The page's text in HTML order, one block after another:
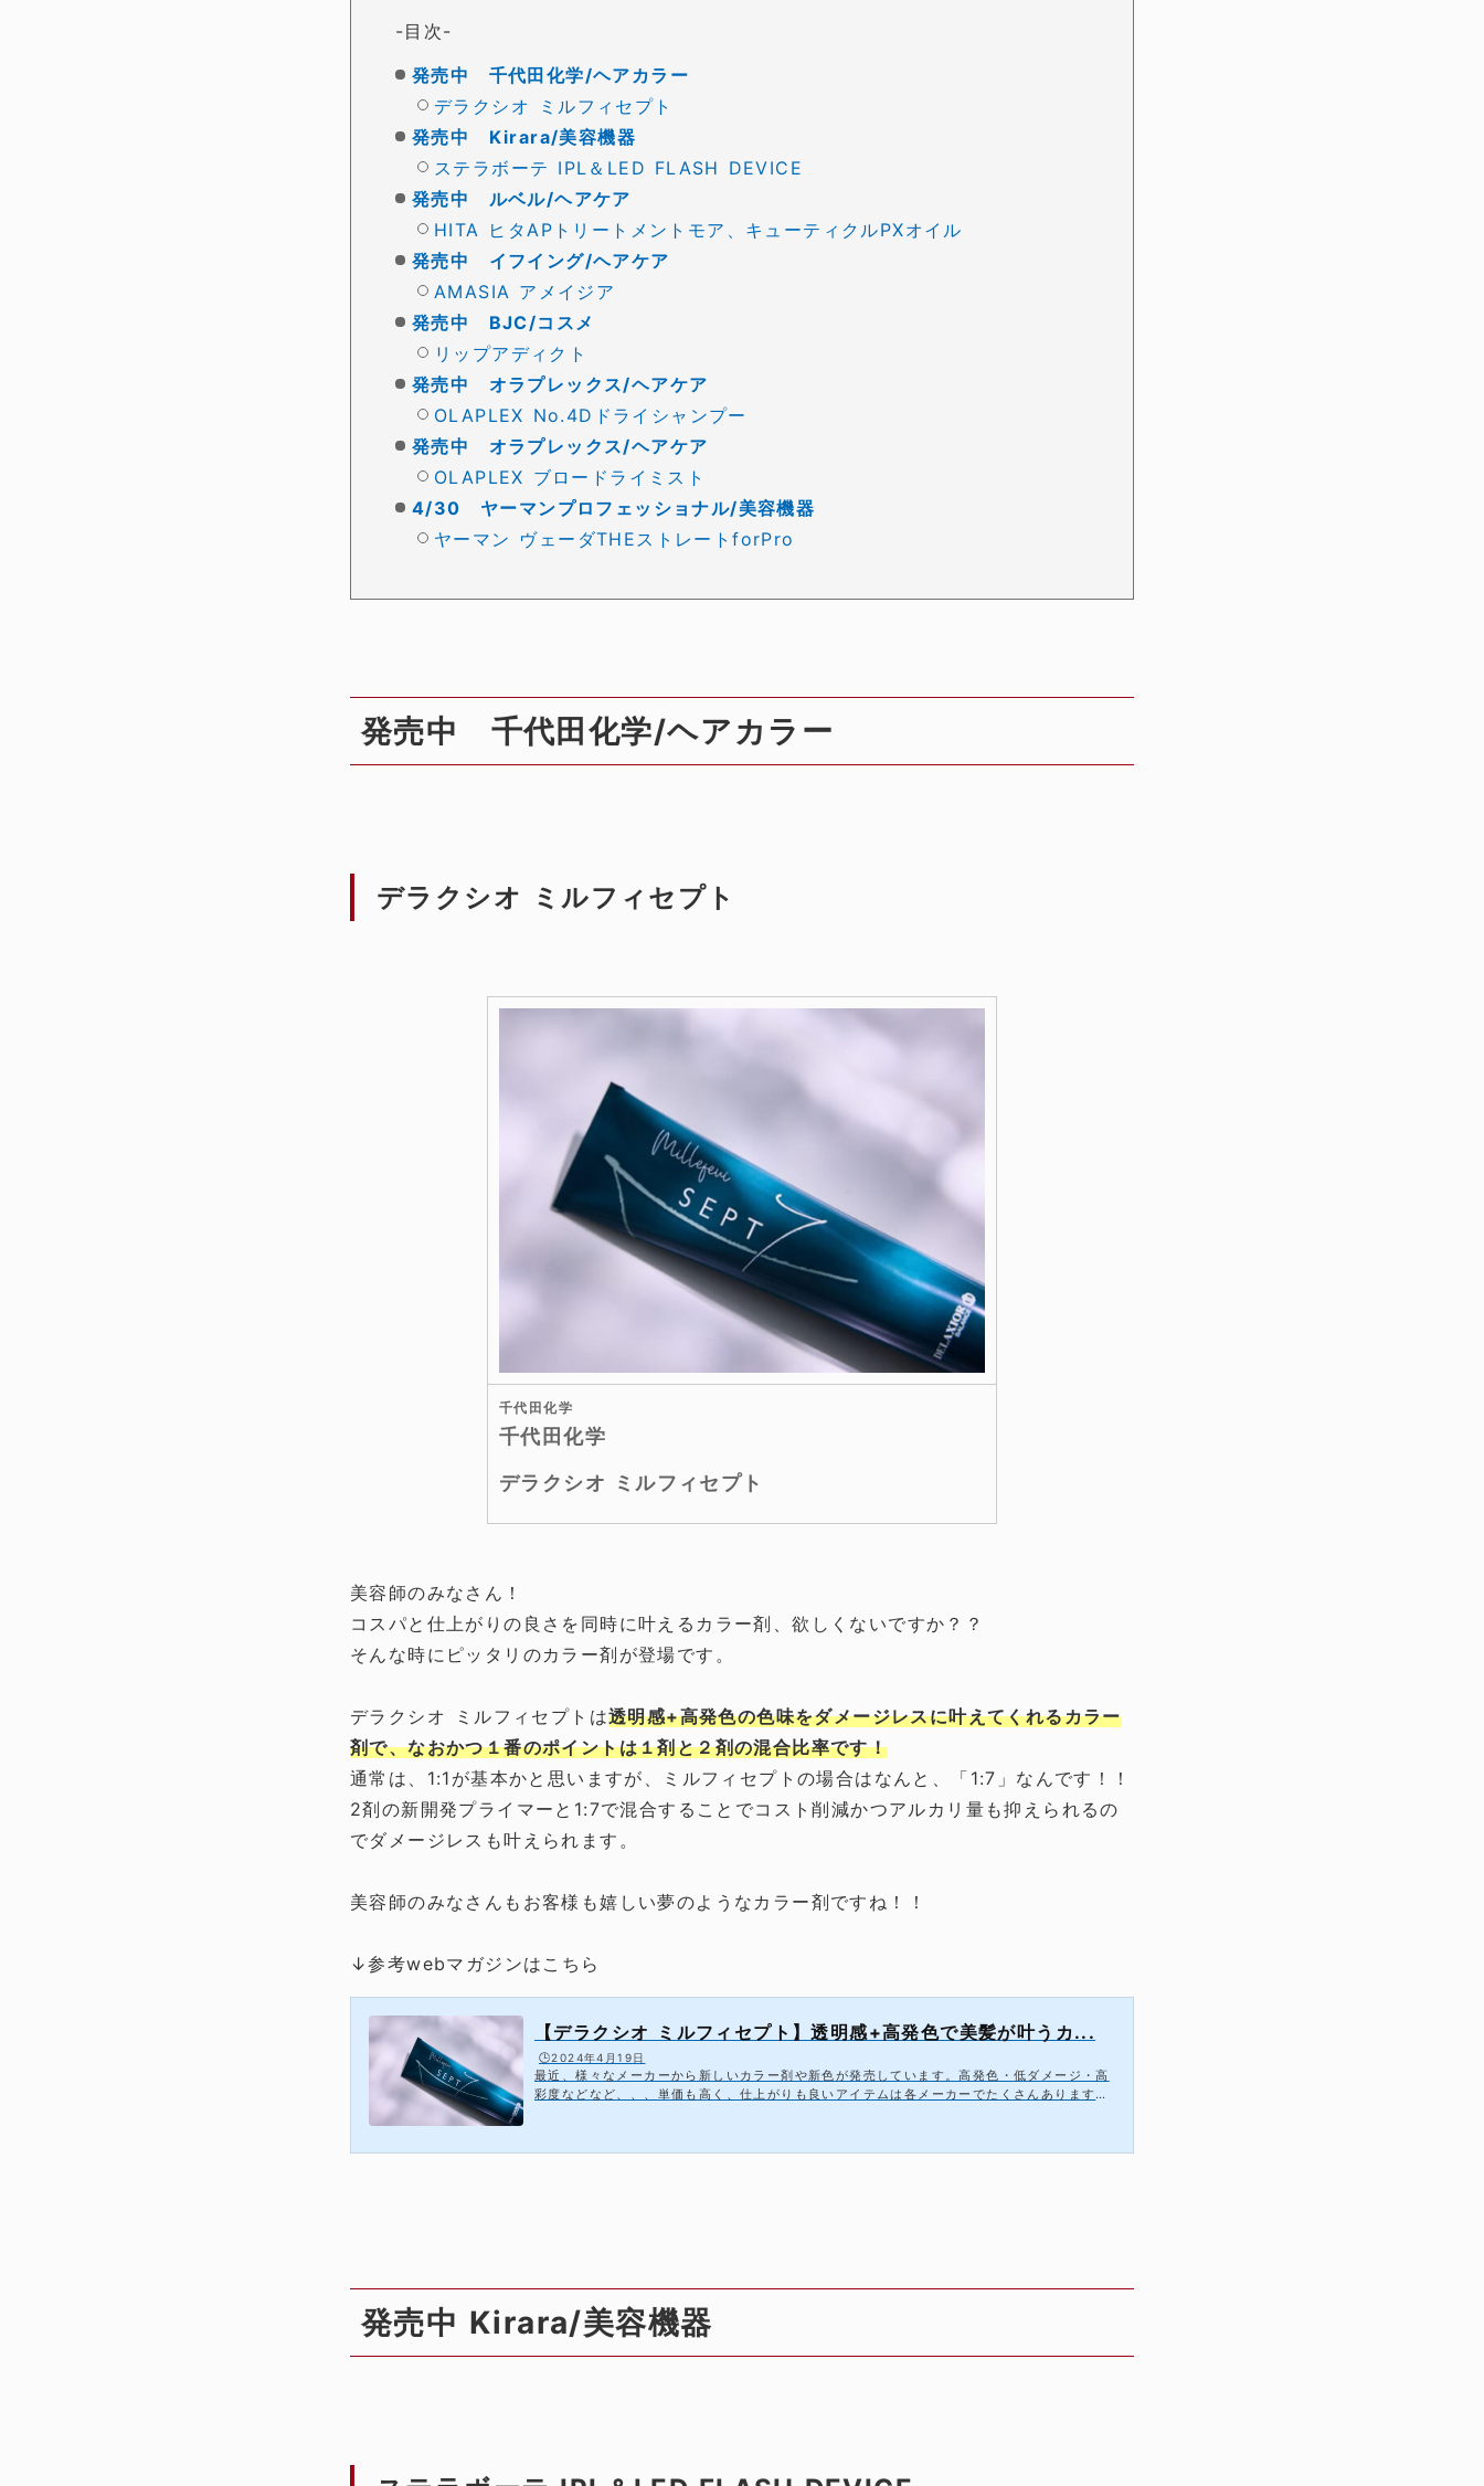
目次
発売中 千代田化学/ヘアカラー
デラクシオ ミルフィセプト
発売中 Kirara/美容機器
ステラボーテ IPL＆LED FLASH DEVICE
発売中 ルベル/ヘアケア
HITA ヒタAPトリートメントモア、キューティクルPXオイル
発売中 イフイング/ヘアケア
AMASIA アメイジア
発売中 BJC/コスメ
リップアディクト
発売中 オラプレックス/ヘアケア
OLAPLEX No.4Dドライシャンプー
発売中 オラプレックス/ヘアケア
OLAPLEX ブロードライミスト
4/30 ヤーマンプロフェッショナル/美容機器
ヤーマン ヴェーダTHEストレートforPro
発売中 千代田化学/ヘアカラー
デラクシオ ミルフィセプト
千代田化学
千代田化学
デラクシオ ミルフィセプト
美容師のみなさん！
コスパと仕上がりの良さを同時に叶えるカラー剤、欲しくないですか？？
そんな時にピッタリのカラー剤が登場です。
デラクシオ ミルフィセプトは透明感+高発色の色味をダメージレスに叶えてくれるカラー
剤で、なおかつ１番のポイントは１剤と２剤の混合比率です！
通常は、1:1が基本かと思いますが、ミルフィセプトの場合はなんと、「1:7」なんです！！
2剤の新開発プライマーと1:7で混合することでコスト削減かつアルカリ量も抑えられるの
でダメージレスも叶えられます。
美容師のみなさんもお客様も嬉しい夢のようなカラー剤ですね！！
↓参考webマガジンはこちら
【デラクシオ ミルフィセプト】透明感+高発色で美髪が叶うカ...
🕒️2024年4月19日
最近、様々なメーカーから新しいカラー剤や新色が発売しています。高発色・低ダメージ・高
彩度などなど、、、単価も高く、仕上がりも良いアイテムは各メーカーでたくさんあります
発売中 Kirara/美容機器